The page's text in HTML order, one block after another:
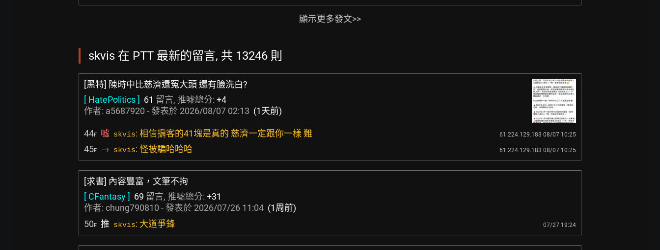
顯示更多發文>>
skvis 在 PTT 最新的留言, 共 13246 則
[黑特] 陳時中比慈濟還冤大頭 還有臉洗白?
[ HatePolitics ] 61 留言, 推噓總分: +4
作者: a5687920 - 發表於 2026/08/07 02:13 (1天前)
44F 噓 skvis: 相信掮客的41塊是真的 慈濟一定跟你一樣 難 61.224.129.183 08/07 10:25
45F → skvis: 怪被騙哈哈哈 61.224.129.183 08/07 10:25
[求書] 內容豐富，文筆不拘
[ CFantasy ] 69 留言, 推噓總分: +31
作者: chung790810 - 發表於 2026/07/26 11:04 (1周前)
50F 推 skvis: 大道爭鋒 07/27 19:24